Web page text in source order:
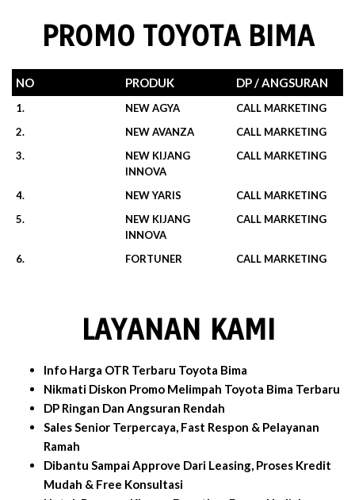
PROMO TOYOTA BIMA
NO PRODUK DP / ANGSURAN
1. NEW AGYA
CALL MARKETING
2.
NEW AVANZA
CALL MARKETING
3.
NEW KIJANG
INNOVA
CALL MARKETING
4. NEW YARIS
CALL MARKETING
5.
NEW KIJANG
INNOVA
CALL MARKETING
6. FORTUNER CALL MARKETING
LAYANAN KAMI
Info Harga OTR Terbaru Toyota Bima
Nikmati Diskon Promo Melimpah Toyota Bima Terbaru
DP Ringan Dan Angsuran Rendah
Sales Senior Terpercaya, Fast Respon & Pelayanan
Ramah
Dibantu Sampai Approve Dari Leasing, Proses Kredit
Mudah & Free Konsultasi